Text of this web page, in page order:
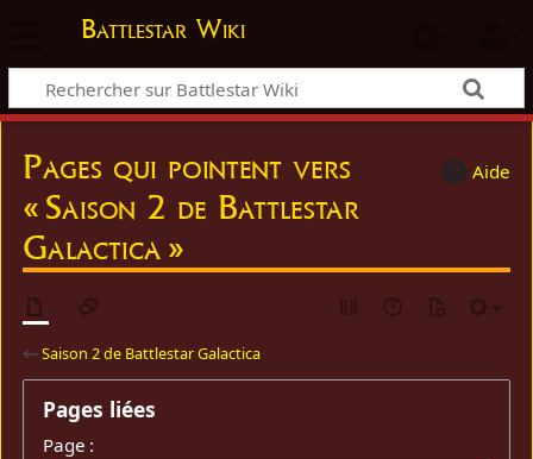
Battlestar Wiki
Aide
Pages qui pointent vers
« Saison 2 de Battlestar
Galactica »
←Saison 2 de Battlestar Galactica
Pages liées
Page :